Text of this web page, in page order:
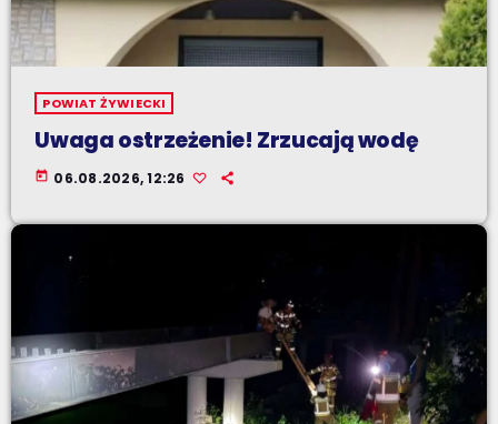
POWIAT ŻYWIECKI
Uwaga ostrzeżenie! Zrzucają wodę
today 06.08.2026, 12:26